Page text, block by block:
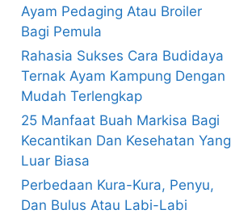
Ayam Pedaging Atau Broiler
Bagi Pemula
Rahasia Sukses Cara Budidaya
Ternak Ayam Kampung Dengan
Mudah Terlengkap
25 Manfaat Buah Markisa Bagi
Kecantikan Dan Kesehatan Yang
Luar Biasa
Perbedaan Kura-Kura, Penyu,
Dan Bulus Atau Labi-Labi